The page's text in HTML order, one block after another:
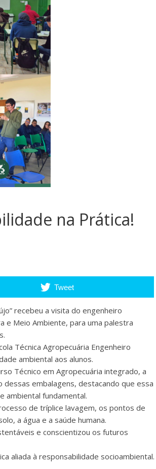
na Prática!
Tweet
recebeu a visita do engenheiro
e Meio Ambiente, para uma palestra
Técnica Agropecuária Engenheiro
ambiental aos alunos.
Técnico em Agropecuária integrado, a
embalagens, destacando que essa
ambiental fundamental.
de tríplice lavagem, os pontos de
a água e a saúde humana.
e conscientizou os futuros
aliada à responsabilidade socioambiental.